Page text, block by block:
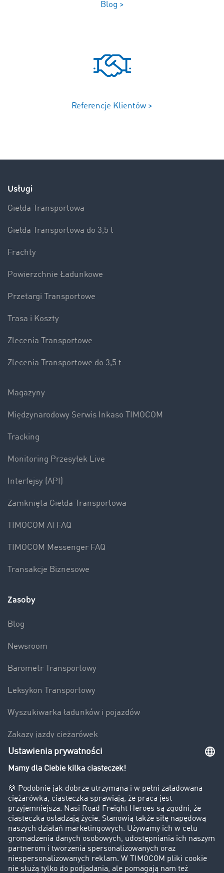
Blog >
Referencje Klientów >
Usługi
Giełda Transportowa
Giełda Transportowa do 3,5 t
Frachty
Powierzchnie Ładunkowe
Przetargi Transportowe
Trasa i Koszty
Zlecenia Transportowe
Zlecenia Transportowe do 3,5 t
Magazyny
Międzynarodowy Serwis Inkaso TIMOCOM
Tracking
Monitoring Przesyłek Live
Interfejsy (API)
Zamknięta Giełda Transportowa
TIMOCOM AI FAQ
TIMOCOM Messenger FAQ
Transakcje Biznesowe
Zasoby
Blog
Newsroom
Barometr Transportowy
Leksykon Transportowy
Wyszukiwarka ładunków i pojazdów
Zakazy jazdy ciężarówek
Bezpieczeństwo
Firma
Historie sukcesu
Klienci pozyskują nowych klientów
Informacje prawne